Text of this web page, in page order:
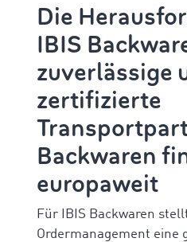
Die
IBIS
zuverlässige
zertifizierte
Backwaren
europaweit
Für IBIS Backwaren
Ordermanagement eine